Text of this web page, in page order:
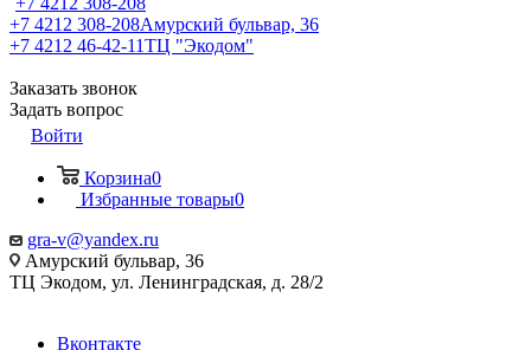
+7 4212 308-208Амурский бульвар, 36
+7 4212 46-42-11ТЦ "Экодом"
Заказать звонок
Задать вопрос
Войти
Корзина0
Избранные товары0
gra-v@yandex.ru
Амурский бульвар, 36
ТЦ Экодом, ул. Ленинградская, д. 28/2
Вконтакте